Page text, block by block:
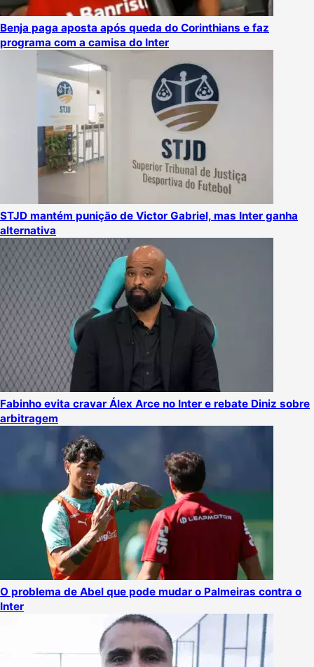
Benja paga aposta após queda do Corinthians e faz
programa com a camisa do Inter
STJD mantém punição de Victor Gabriel, mas Inter ganha
alternativa
Fabinho evita cravar Álex Arce no Inter e rebate Diniz sobre
arbitragem
O problema de Abel que pode mudar o Palmeiras contra o
Inter